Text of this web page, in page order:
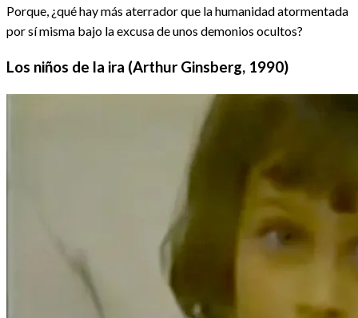
Porque, ¿qué hay más aterrador que la humanidad atormentada
por sí misma bajo la excusa de unos demonios ocultos?
Los niños de la ira (Arthur Ginsberg, 1990)